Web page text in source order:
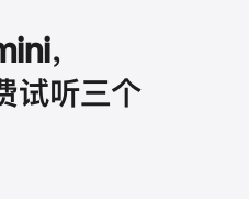
，
试听三个